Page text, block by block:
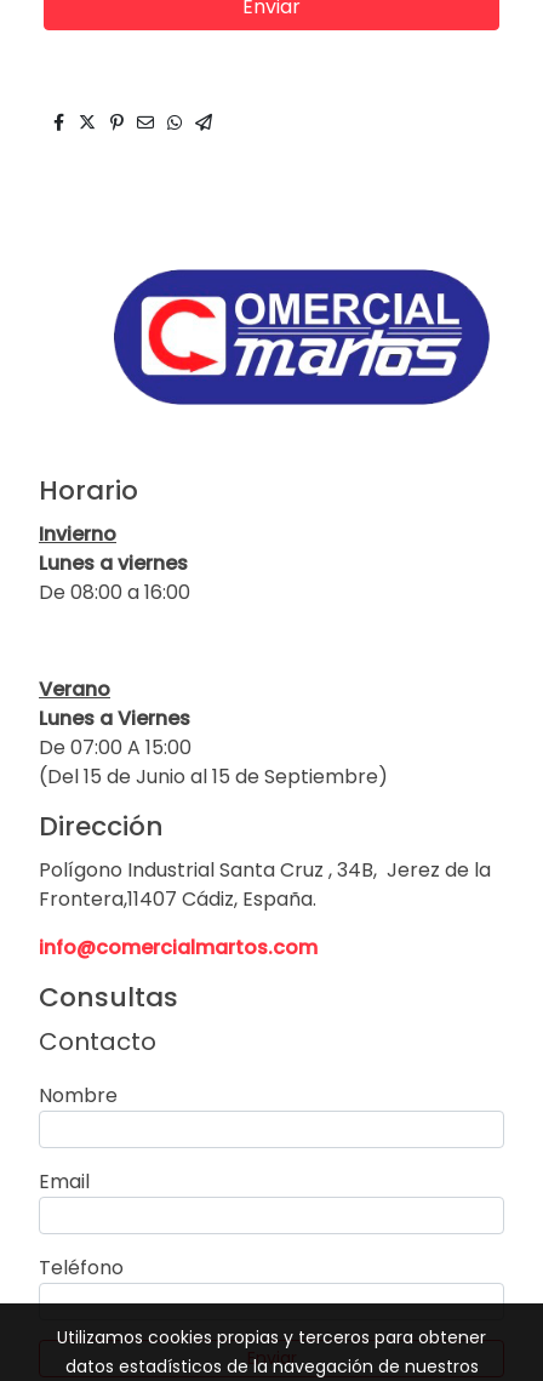
Enviar
Horario
Invierno
Lunes a viernes
De 08:00 a 16:00
Verano
Lunes a Viernes
De 07:00 A 15:00
(Del 15 de Junio al 15 de Septiembre)
Dirección
Polígono Industrial Santa Cruz , 34B, Jerez de la
Frontera,11407 Cádiz, España.
info@comercialmartos.com
Consultas
Contacto
Nombre
Email
Teléfono
Enviar
Utilizamos cookies propias y terceros para obtener
datos estadísticos de la navegación de nuestros